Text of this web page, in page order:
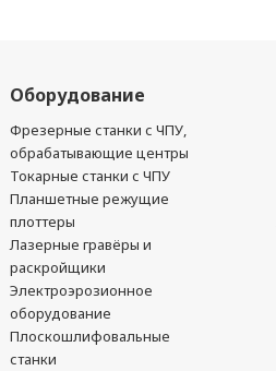
Оборудование
Фрезерные станки с ЧПУ,
обрабатывающие центры
Токарные станки с ЧПУ
Планшетные режущие
плоттеры
Лазерные гравёры и
раскройщики
Электроэрозионное
оборудование
Плоскошлифовальные
станки